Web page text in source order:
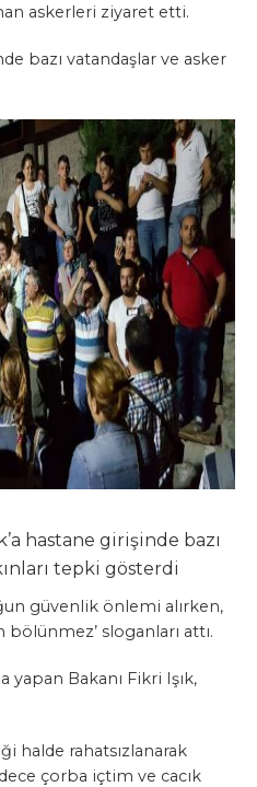
askerleri ziyaret etti.
bazı vatandaşlar ve asker
hastane girişinde bazı
tepki gösterdi
güvenlik önlemi alırken,
sloganları attı.
yapan Bakanı Fikri Işık,
halde rahatsızlanarak
çorba içtim ve cacık